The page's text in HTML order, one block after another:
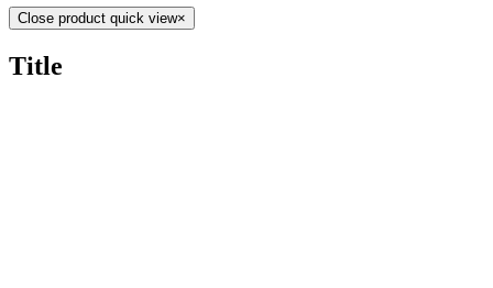
Close product quick view×
Title